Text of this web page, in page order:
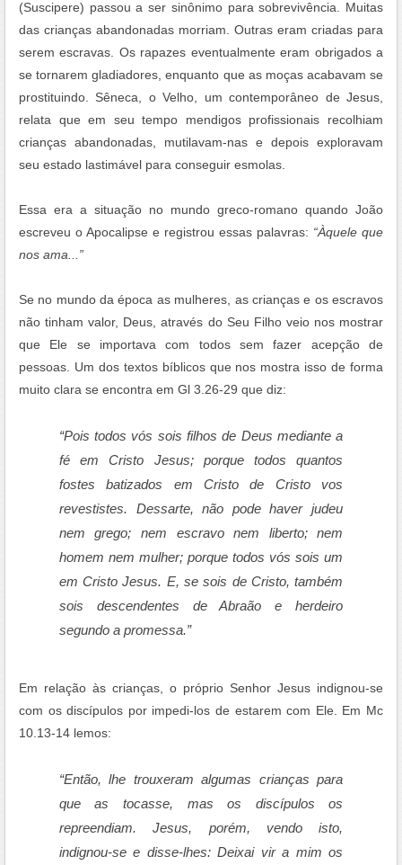
(Suscipere) passou a ser sinônimo para sobrevivência. Muitas
das crianças abandonadas morriam. Outras eram criadas para
serem escravas. Os rapazes eventualmente eram obrigados a
se tornarem gladiadores, enquanto que as moças acabavam se
prostituindo. Sêneca, o Velho, um contemporâneo de Jesus,
relata que em seu tempo mendigos profissionais recolhiam
crianças abandonadas, mutilavam-nas e depois exploravam
seu estado lastimável para conseguir esmolas.
Essa era a situação no mundo greco-romano quando João
escreveu o Apocalipse e registrou essas palavras: “Àquele que
nos ama...”
Se no mundo da época as mulheres, as crianças e os escravos
não tinham valor, Deus, através do Seu Filho veio nos mostrar
que Ele se importava com todos sem fazer acepção de
pessoas. Um dos textos bíblicos que nos mostra isso de forma
muito clara se encontra em Gl 3.26-29 que diz:
“Pois todos vós sois filhos de Deus mediante a
fé em Cristo Jesus; porque todos quantos
fostes batizados em Cristo de Cristo vos
revestistes. Dessarte, não pode haver judeu
nem grego; nem escravo nem liberto; nem
homem nem mulher; porque todos vós sois um
em Cristo Jesus. E, se sois de Cristo, também
sois descendentes de Abraão e herdeiro
segundo a promessa.”
Em relação às crianças, o próprio Senhor Jesus indignou-se
com os discípulos por impedi-los de estarem com Ele. Em Mc
10.13-14 lemos:
“Então, lhe trouxeram algumas crianças para
que as tocasse, mas os discípulos os
repreendiam. Jesus, porém, vendo isto,
indignou-se e disse-lhes: Deixai vir a mim os